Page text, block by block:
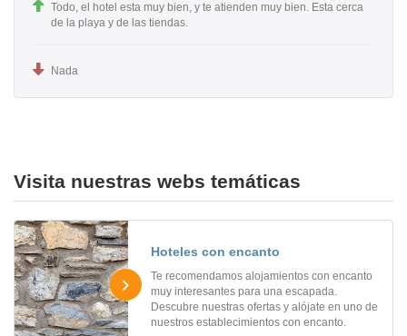
Todo, el hotel esta muy bien, y te atienden muy bien. Esta cerca
de la playa y de las tiendas.
Nada
Visita nuestras webs temáticas
Hoteles con encanto
Te recomendamos alojamientos con encanto
muy interesantes para una escapada.
Descubre nuestras ofertas y alójate en uno de
nuestros establecimientos con encanto.